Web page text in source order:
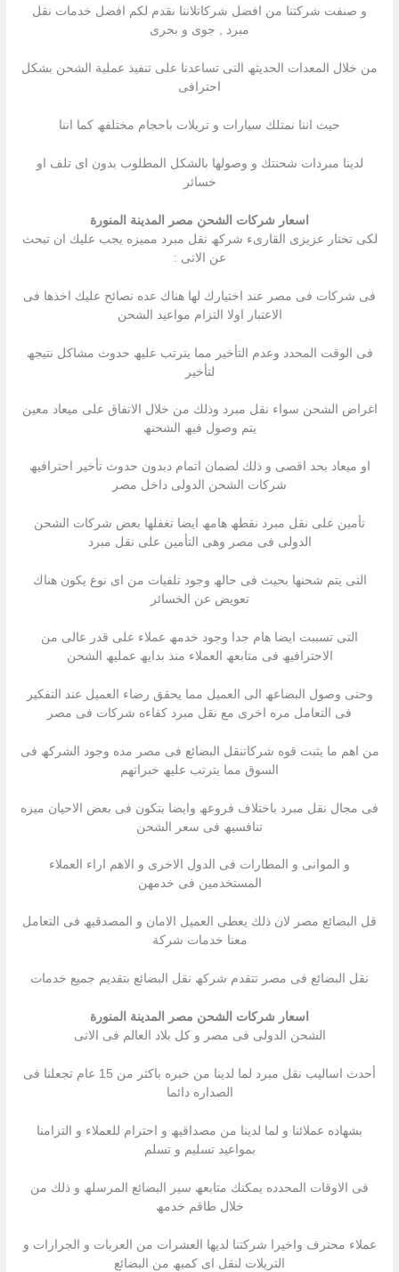
و صنفت شركتنا من افضل شركاتلاننا نقدم لكم افضل خدمات نقل
مبرد , جوى و بحرى
من خلال المعدات الحدیثھ التى تساعدنا على تنفیذ عملیة الشحن بشكل
احترافى
حیث اننا نمتلك سیارات و تریلات باحجام مختلفھ كما اننا
لدینا مبردات شحنتك و وصولھا بالشكل المطلوب بدون اى تلف او
خسائر
اسعار شركات الشحن مصر المدينة المنورة
لكى تختار عزیزى القارىء شركھ نقل مبرد ممیزه یجب علیك ان تبحث
عن الاتى :
فى شركات فى مصر عند اختیارك لھا ھناك عده نصائح علیك اخذھا فى
الاعتبار اولا التزام مواعید الشحن
فى الوقت المحدد وعدم التأخیر مما یترتب علیھ حدوث مشاكل نتیجھ
لتأخیر
اغراض الشحن سواء نقل مبرد وذلك من خلال الاتفاق على میعاد معین
یتم وصول فیھ الشحنھ
او میعاد بحد اقصى و ذلك لضمان اتمام دبدون حدوث تأخیر احترافیھ
شركات الشحن الدولى داخل مصر
تأمین على نقل مبرد نقطھ ھامھ ایضا تغفلھا بعض شركات الشحن
الدولى فى مصر وھى التأمین على نقل مبرد
التى یتم شحنھا بحیث فى حالھ وجود تلفیات من اى نوع یكون ھناك
تعویض عن الخسائر
التى تسببت ایضا ھام جدا وجود خدمھ عملاء على قدر عالى من
الاحترافیھ فى متابعھ العملاء منذ بدایھ عملیھ الشحن
وحتى وصول البضاعھ الى العمیل مما یحقق رضاء العمیل عند التفكیر
فى التعامل مره اخرى مع نقل مبرد كفاءه شركات فى مصر
من اھم ما یثبت قوه شركاتنقل البضائع فى مصر مده وجود الشركھ فى
السوق مما یترتب علیھ خبراتھم
فى مجال نقل مبرد باختلاف فروعھ وایضا بتكون فى بعض الاحیان میزه
تنافسیھ فى سعر الشحن
و الموانى و المطارات فى الدول الاخرى و الاھم اراء العملاء
المستخدمین فى خدمھن
قل البضائع مصر لان ذلك یعطى العمیل الامان و المصدقیھ فى التعامل
معنا خدمات شركة
نقل البضائع فى مصر تتقدم شركھ نقل البضائع بتقدیم جمیع خدمات
اسعار شركات الشحن مصر المدينة المنورة
الشحن الدولى فى مصر و كل بلاد العالم فى الاتى
أحدث اسالیب نقل مبرد لما لدینا من خبره باكثر من 15 عام تجعلنا فى
الصداره دائما
بشھاده عملائنا و لما لدینا من مصداقیھ و احترام للعملاء و التزامنا
بمواعید تسلیم و تسلم
فى الاوقات المحدده یمكنك متابعھ سیر البضائع المرسلھ و ذلك من
خلال طاقم خدمھ
عملاء محترف واخیرا شركتنا لدیھا العشرات من العربات و الجرارات و
التریلات لنقل اى كمیھ من البضائع